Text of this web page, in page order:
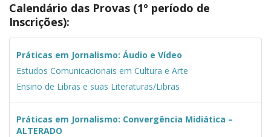
Calendário das Provas (1º período de
Inscrições):
Práticas em Jornalismo: Áudio e Vídeo
Estudos Comunicacionais em Cultura e Arte
Ensino de Libras e suas Literaturas/Libras
Práticas em Jornalismo: Convergência Midiática –
ALTERADO